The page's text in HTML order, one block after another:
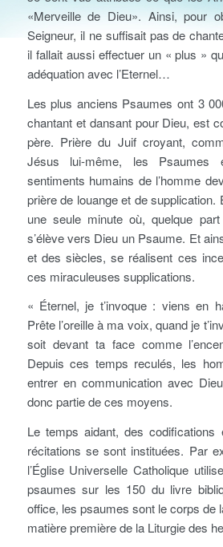
«Merveille de Dieu». Ainsi, pour
Seigneur, il ne suffisait pas de
il fallait aussi effectuer un « plus »
adéquation avec l’Eternel…
Les plus anciens Psaumes ont 3
chantant et dansant pour Dieu, est
père. Prière du Juif croyant,
Jésus lui-même, les Psaumes
sentiments humains de l’homme
prière de louange et de supplication.
une seule minute où, quelque
s’élève vers Dieu un Psaume. Et
et des siècles, se réalisent ces
ces miraculeuses supplications.
« Éternel, je t’invoque : viens en
Prête l’oreille à ma voix, quand je
soit devant ta face comme
Depuis ces temps reculés, les
entrer en communication avec
donc partie de ces moyens.
Le temps aidant, des
récitations se sont instituées. Par
l’Église Universelle Catholique
psaumes sur les 150 du livre
office, les psaumes sont le corps de
matière première de la Liturgie des